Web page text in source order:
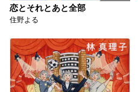
恋とそれとあと全部
住野よる